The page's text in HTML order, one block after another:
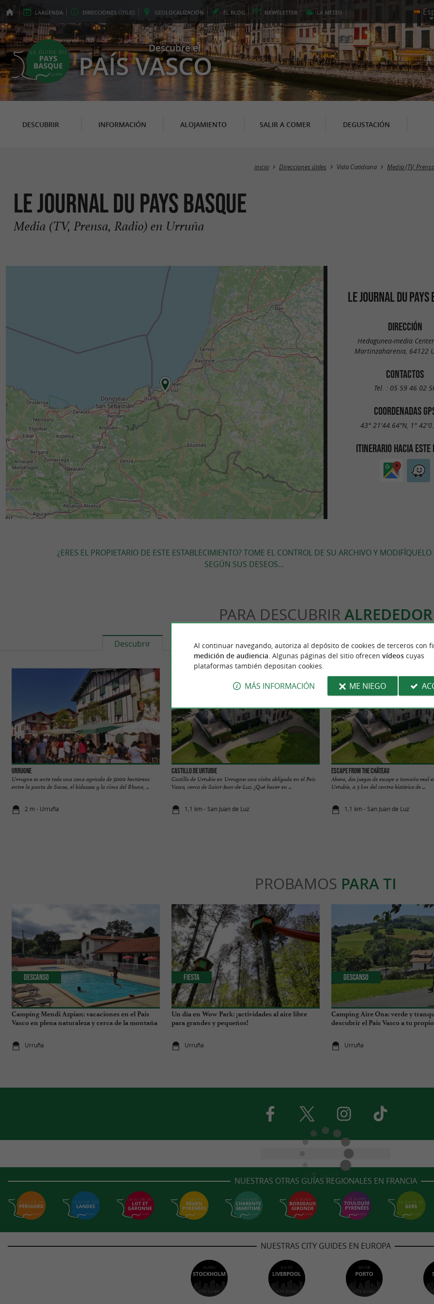
LAAGENDA DIRECCIONES ÚTILES GEOLOCALIZACIÓN EL BLOG NEWSLETTER LA METEO
Descubre el
PAÍS VASCO
DESCUBRIR INFORMACIÓN ALOJAMIENTO SALIR A COMER DEGUSTACIÓN
inicio Direcciones útiles Vida Cotidiana Media (TV,
Le Journal du Pays Basque
Media (TV, Prensa, Radio) en Urruña
LE JOURNAL DU PAYS
DIRECCIÓN
Hedagunea-media
Martinzaharenia, 64122
CONTACTOS
Tel. : 05 59 46 02
COORDENADAS
43° 21'44.64"N, 1°
ITINERARIO HACIA ESTE
¿ERES EL PROPIETARIO DE ESTE ESTABLECIMIENTO? TOME EL CONTROL DE SU ARCHIVO Y MODIFÍQUELO
SEGÚN SUS DESEOS...
PARA DESCUBRIR ALREDEDOR
Descubrir Información Alojamiento Salir a comer
Urrugne
Urrugne es ante todo una zona agrícola de 5000 hectáreas
entre la punta de Socoa, el bidassoa y la cima del Rhune, ...
2 m - Urruña
Castillo de Urtubie
Castillo de Urtubie en Urrugne: una visita obligada en el País
Vasco, cerca de Saint-Jean-de-Luz. ¿Qué hacer en ...
1,1 km - San Juan de Luz
Escape From The Château
Ahora, dos juegos de escape a tamaño real
Urtubie, a 3 km del centro histórico de ...
1,1 km - San Juan de Luz
PROBAMOS PARA TI
Camping Mendi Azpian: vacaciones en el País
Vasco en plena naturaleza y cerca de la montaña
Urruña
Descanso
Un día en Wow Park: ¡actividades al aire libre
para grandes y pequeños!
Urruña
Fiesta
Camping Aire Ona: verde y
descubrir el País Vasco a tu
Urruña
Descanso
NUESTRAS OTRAS GUÍAS REGIONALES EN FRANCIA
NUESTRAS CITY GUIDES EN EUROPA
Al continuar navegando, autoriza al depósito de cookies de terceros con
medición de audiencia . Algunas páginas del sitio ofrecen vídeoscuyas
plataformas también depositan cookies.
MÁS INFORMACIÓN ME NIEGO